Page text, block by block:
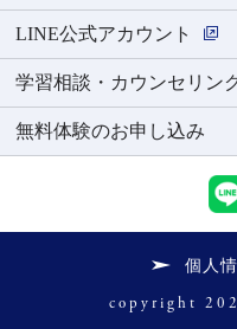
LINE公式アカウント
学習相談・カウンセリン
無料体験のお申し込み
個人
copyright